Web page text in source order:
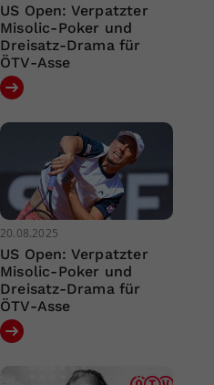
US Open: Verpatzter
Misolic-Poker und
Dreisatz-Drama für
ÖTV-Asse
20.08.2025
US Open: Verpatzter
Misolic-Poker und
Dreisatz-Drama für
ÖTV-Asse